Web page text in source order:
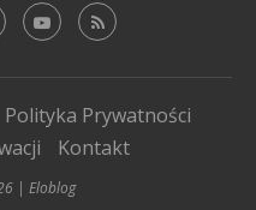
Polityka Prywatności
Kontakt
| Eloblog